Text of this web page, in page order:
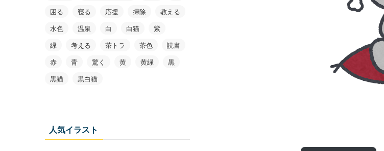
困る
寝る 応援 掃除
教える
水色
温泉 白 白猫
紫
緑
考える 茶トラ 茶色
読書
赤
青 驚く 黄 黄緑
黒
黒猫
黒白猫
人気イラスト